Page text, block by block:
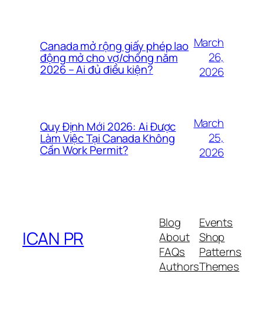
Canada mở rộng giấy phép lao
động mở cho vợ/chồng năm
2026 – Ai đủ điều kiện?
March
26,
2026
Quy Định Mới 2026: Ai Được
Làm Việc Tại Canada Không
Cần Work Permit?
March
25,
2026
ICAN PR
Blog
About
FAQs
Authors
Events
Shop
Patterns
Themes